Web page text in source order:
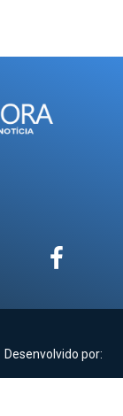
Desenvolvido por: